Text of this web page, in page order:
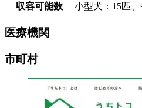
収容可能数
小型犬：15匹
医療機関
市町村